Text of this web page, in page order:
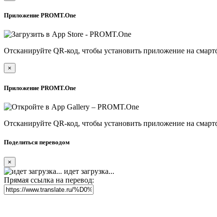
Приложение PROMT.One
Отсканируйте QR-код, чтобы установить приложение на
×
Приложение PROMT.One
Отсканируйте QR-код, чтобы установить приложение на
Поделиться переводом
×
идет загрузка...
Прямая ссылка на перевод: